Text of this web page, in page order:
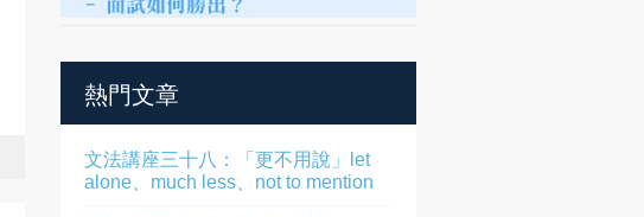
熱門文章
文法講座三十八：「更不用說」let
alone、much less、not to mention